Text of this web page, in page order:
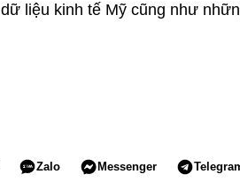
liệu kinh tế Mỹ cũng như
Zalo Messenger